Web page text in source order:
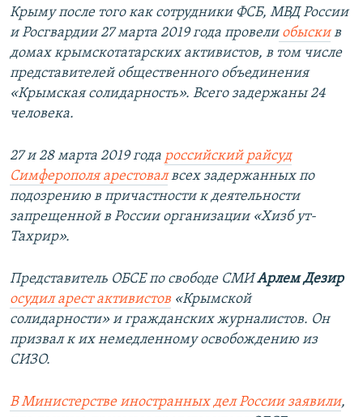
Крыму после того как сотрудники ФСБ, МВД России
и Росгвардии 27 марта 2019 года провелиобыскив
домах крымскотатарских активистов, в том числе
представителей общественного объединения
«Крымская солидарность». Всего задержаны 24
человека.
27 и 28 марта 2019 года российский райсуд
Симферополя арестовалвсех задержанных по
подозрению в причастности к деятельности
запрещенной в России организации «Хизб ут-
Тахрир».
Представитель ОБСЕ по свободе СМИАрлем Дезир
осудил арест активистов «Крымской
солидарности» и гражданских журналистов. Он
призвал к их немедленному освобождению из
СИЗО.
В Министерстве иностранных дел России заявили,